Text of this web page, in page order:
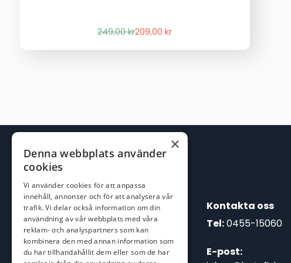
249,00krDet
209,00kr
Det
Kontakta oss
Tel:0455-15060
E-post:
×
Denna webbplats använder
cookies
Vi använder cookies för att anpassa
innehåll, annonser och för att analysera vår
trafik. Vi delar också information om din
användning av vår webbplats med våra
reklam- och analyspartners som kan
kombinera den med annan information som
du har tillhandahållit dem eller som de har